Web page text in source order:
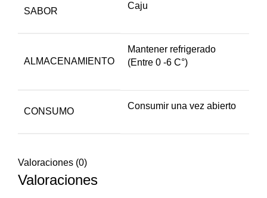
SABOR
Caju
ALMACENAMIENTO
Mantener refrigerado
(Entre 0 -6 C°)
CONSUMO
Consumir una vez abierto
Valoraciones (0)
Valoraciones